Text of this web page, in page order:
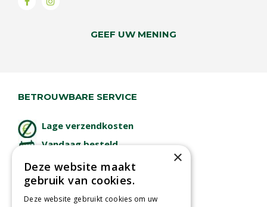
GEEF UW MENING
BETROUWBARE SERVICE
Lage verzendkosten
Vandaag besteld
Afhalen in tuincentrum
Betaal veilig
×
Deze website maakt
gebruik van cookies.
Deze website gebruikt cookies om uw